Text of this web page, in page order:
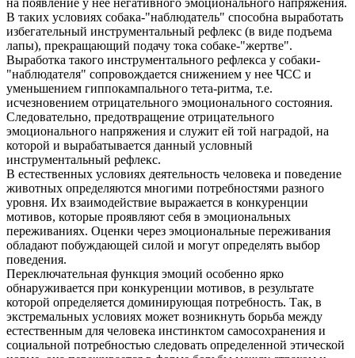
В таких условиях собака-"наблюдатель" способна выработать
избегательный инструментальный рефлекс (в виде подъема
лапы), прекращающий подачу тока собаке-"жертве".
Выработка такого инструментального рефлекса у собаки-
"наблюдателя" сопровождается снижением у нее ЧСС и
уменьшением гиппокампального тета-ритма, т.е.
исчезновением отрицательного эмоционального состояния.
Следовательно, предотвращение отрицательного
эмоционального напряжения и служит ей той наградой, на
которой и вырабатывается данный условный
инструментальный рефлекс.
В естественных условиях деятельность человека и поведение
животных определяются многими потребностями разного
уровня. Их взаимодействие выражается в конкуренции
мотивов, которые проявляют себя в эмоциональных
переживаниях. Оценки через эмоциональные переживания
обладают побуждающей силой и могут определять выбор
поведения.
Переключательная функция эмоций особенно ярко
обнаруживается при конкуренции мотивов, в результате
которой определяется доминирующая потребность. Так, в
экстремальных условиях может возникнуть борьба между
естественным для человека инстинктом самосохранения и
социальной потребностью следовать определенной этической